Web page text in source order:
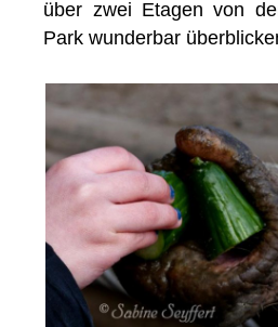
über zwei Etagen von
Park wunderbar